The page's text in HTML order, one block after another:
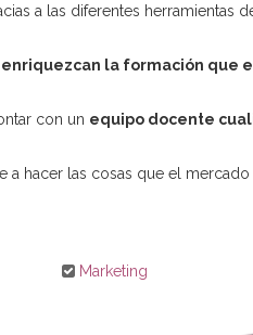
a las diferentes herramientas
la formación que
con un equipo docente
hacer las cosas que el mercado
Marketing